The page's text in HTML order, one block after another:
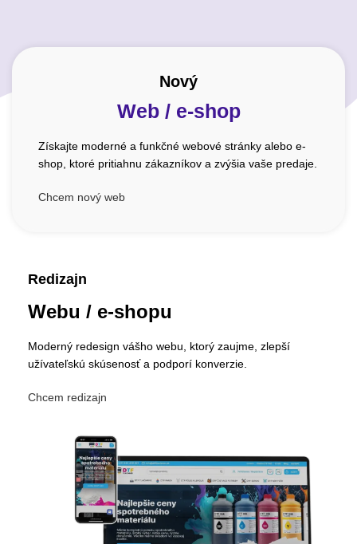
Nový
Web / e-shop
Získajte moderné a funkčné webové stránky alebo e-
shop, ktoré pritiahnu zákazníkov a zvýšia vaše predaje.
Chcem nový web
Redizajn
Webu / e-shopu
Moderný redesign vášho webu, ktorý zaujme, zlepší
užívateľskú skúsenosť a podporí konverzie.
Chcem redizajn